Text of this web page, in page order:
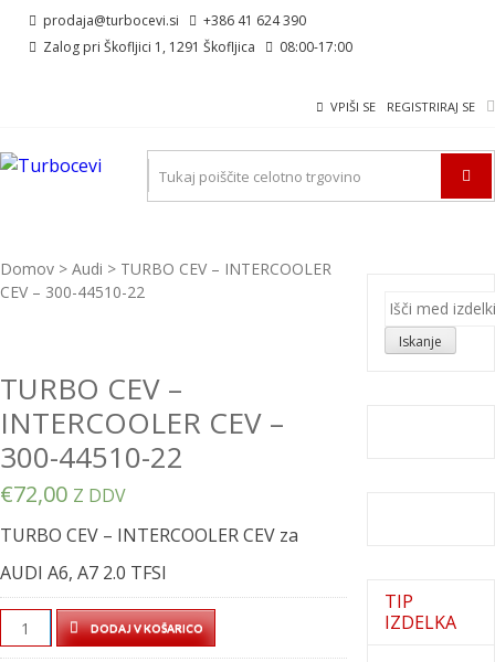
Skip
Skip prodaja@turbocevi.si
+386 41 624 390
Zalog pri Škofljici 1, 1291 Škofljica
08:00-17:00
VPIŠI SE REGISTRIRAJ SE
TURBOCEVI
Turbo ideal – turbo cevi
Domov > Audi > TURBO CEV – INTERCOOLER
CEV – 300-44510-22
TURBO CEV –
INTERCOOLER CEV –
300-44510-22
€72,00 Z DDV
TURBO CEV – INTERCOOLER CEV za
AUDI A6, A7 2.0 TFSI
TURBO
CEV
DODAJ V KOŠARICO
Išči:
Iskanje
TIP
IZDELKA